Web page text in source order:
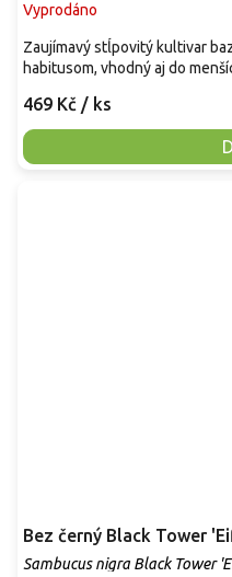
Vyprodáno
469 Kč / ks
Zaujímavý stĺpovitý kultivar
habitusom, vhodný aj do
Bez černý Black Tower
Sambucus nigra Black Tower